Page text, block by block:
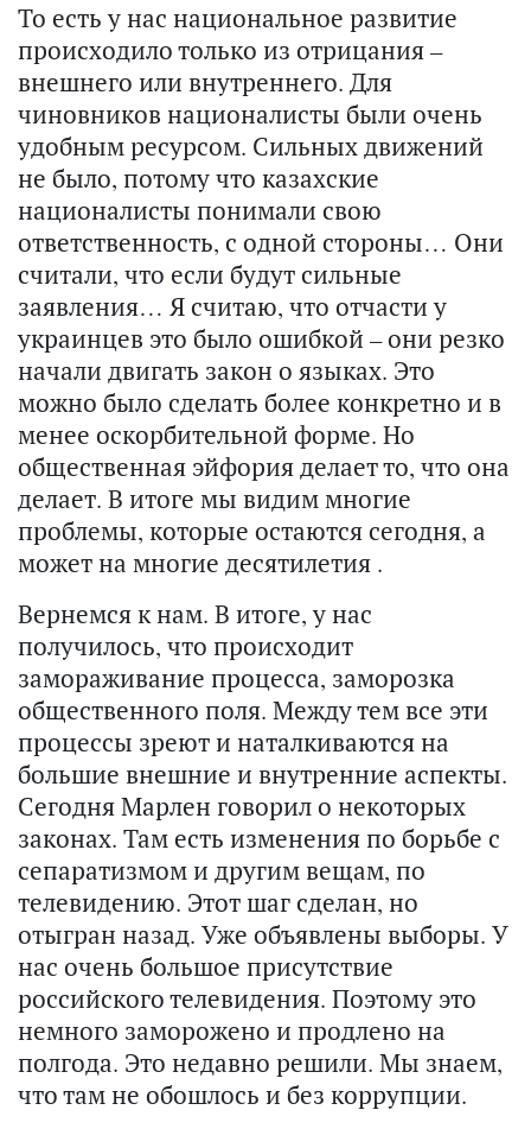
То есть у нас национальное развитие
происходило только из отрицания –
внешнего или внутреннего. Для
чиновников националисты были очень
удобным ресурсом. Сильных движений
не было, потому что казахские
националисты понимали свою
ответственность, с одной стороны… Они
считали, что если будут сильные
заявления… Я считаю, что отчасти у
украинцев это было ошибкой – они резко
начали двигать закон о языках. Это
можно было сделать более конкретно и в
менее оскорбительной форме. Но
общественная эйфория делает то, что она
делает. В итоге мы видим многие
проблемы, которые остаются сегодня, а
может на многие десятилетия .
Вернемся к нам. В итоге, у нас
получилось, что происходит
замораживание процесса, заморозка
общественного поля. Между тем все эти
процессы зреют и наталкиваются на
большие внешние и внутренние аспекты.
Сегодня Марлен говорил о некоторых
законах. Там есть изменения по борьбе с
сепаратизмом и другим вещам, по
телевидению. Этот шаг сделан, но
отыгран назад. Уже объявлены выборы. У
нас очень большое присутствие
российского телевидения. Поэтому это
немного заморожено и продлено на
полгода. Это недавно решили. Мы знаем,
что там не обошлось и без коррупции.